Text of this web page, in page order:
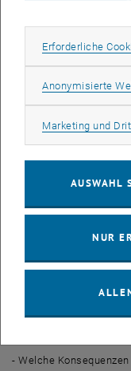
Physical limits to
to continue the
have spurred
years.
Lorenz Lassnigg
Rolle der
österreichischen
Die 'Akademikerquote'
Expansion der
- Welche
Erforderliche
Anonymisierte
Marketing und
AUSWAHL
NUR